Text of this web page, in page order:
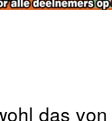
das von